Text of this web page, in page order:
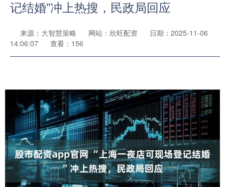
记结婚”冲上热搜，民政局回应
来源：大智慧策略 网站：欣旺配资
日期：2025-11-06
14:06:07
查看：156